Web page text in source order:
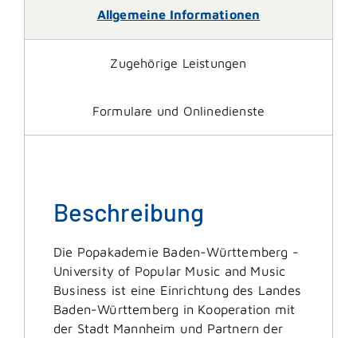
Allgemeine Informationen
Zugehörige Leistungen
Formulare und Onlinedienste
Beschreibung
Die Popakademie Baden-Württemberg -
University of Popular Music and Music
Business ist eine Einrichtung des Landes
Baden-Württemberg in Kooperation mit
der Stadt Mannheim und Partnern der